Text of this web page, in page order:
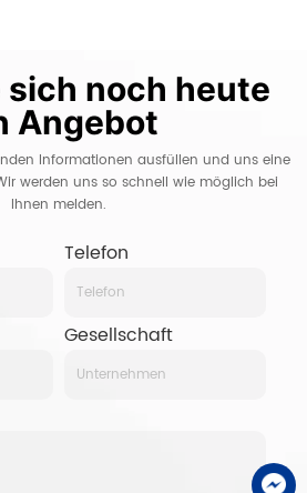
sich noch heute
Angebot
Informationen ausfüllen und uns eine
werden uns so schnell wie möglich bei
Ihnen melden.
Telefon
Gesellschaft